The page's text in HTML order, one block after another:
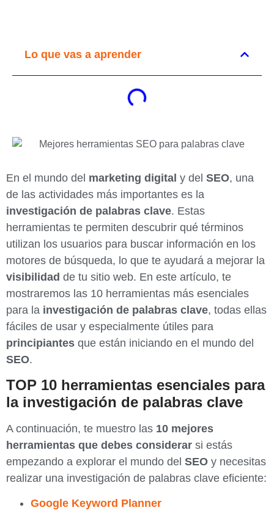
Lo que vas a aprender
En el mundo del marketing digital y del SEO, una
de las actividades más importantes es la
investigación de palabras clave. Estas
herramientas te permiten descubrir qué términos
utilizan los usuarios para buscar información en los
motores de búsqueda, lo que te ayudará a mejorar la
visibilidad de tu sitio web. En este artículo, te
mostraremos las 10 herramientas más esenciales
para la investigación de palabras clave, todas ellas
fáciles de usar y especialmente útiles para
principiantes que están iniciando en el mundo del
SEO.
TOP 10 herramientas esenciales para
la investigación de palabras clave
A continuación, te muestro las 10 mejores
herramientas que debes considerar si estás
empezando a explorar el mundo del SEO y necesitas
realizar una investigación de palabras clave eficiente:
Google Keyword Planner